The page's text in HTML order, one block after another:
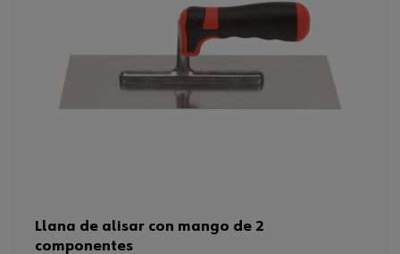
Llana de alisar con mango de 2
componentes